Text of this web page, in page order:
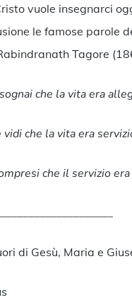
vuole insegnarci
le famose parole
Tagore
che la vita era
che la vita era
che il servizio
di Gesù, Maria e